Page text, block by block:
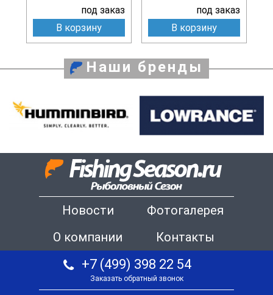
под заказ
В корзину
под заказ
В корзину
Наши бренды
Новости
Фотогалерея
О компании
Контакты
+7 (499) 398 22 54
Заказать обратный звонок